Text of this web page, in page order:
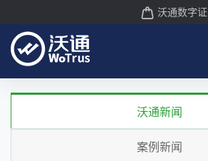
沃通数字
沃通新闻
案例新闻